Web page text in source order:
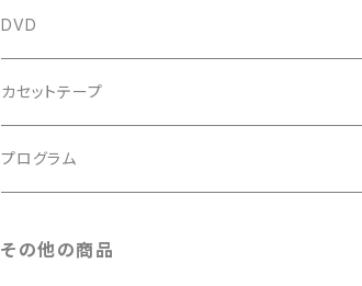
鍵盤用
スコア
古楽以外
トートバッグ
バロック
ルネサンス
DVD
古楽
古楽以外
カセットテープ
古楽
プログラム
その他の商品